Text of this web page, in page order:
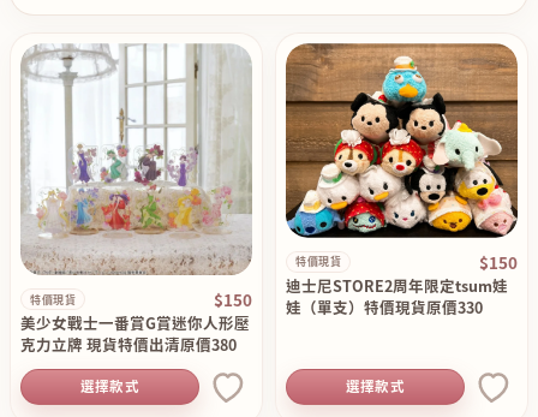
特價現貨 $150
美少女戰士一番賞G賞迷你人形壓
克力立牌 現貨特價出清原價380
選擇款式
特價現貨 $150
迪士尼STORE2周年限定tsum娃
娃（單支）特價現貨原價330
選擇款式